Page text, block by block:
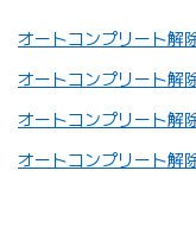
オートコンプリート解
オートコンプリート
オートコンプリート解
オートコンプリート解